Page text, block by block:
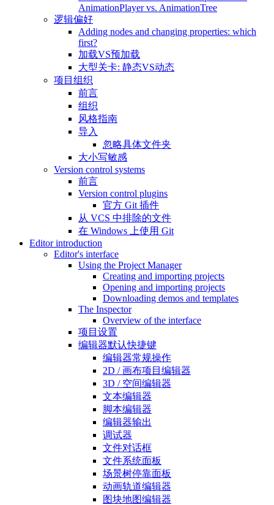
AnimationPlayer vs. AnimationTree
逻辑偏好
Adding nodes and changing properties: which
first?
加载VS预加载
大型关卡: 静态VS动态
项目组织
前言
组织
风格指南
导入
忽略具体文件夹
大小写敏感
Version control systems
前言
Version control plugins
官方 Git 插件
从 VCS 中排除的文件
在 Windows 上使用 Git
Editor introduction
Editor's interface
Using the Project Manager
Creating and importing projects
Opening and importing projects
Downloading demos and templates
The Inspector
Overview of the interface
项目设置
编辑器默认快捷键
编辑器常规操作
2D / 画布项目编辑器
3D / 空间编辑器
文本编辑器
脚本编辑器
编辑器输出
调试器
文件对话框
文件系统面板
场景树停靠面板
动画轨道编辑器
图块地图编辑器